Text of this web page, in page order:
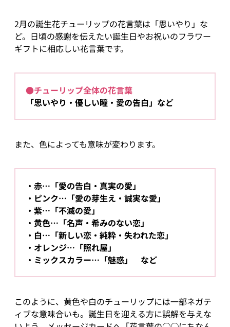
2月の誕生花チューリップの花言葉は「思いやり」な
ど。日頃の感謝を伝えたい誕生日やお祝いのフラワー
ギフトに相応しい花言葉です。
●チューリップ全体の花言葉
「思いやり・優しい瞳・愛の告白」など
また、色によっても意味が変わります。
赤…「愛の告白・真実の愛」
ピンク…「愛の芽生え・誠実な愛」
紫…「不滅の愛」
黄色…「名声・希みのない恋」
白…「新しい恋・純粋・失われた恋」
オレンジ…「照れ屋」
ミックスカラー…「魅惑」 など
このように、黄色や白のチューリップには一部ネガテ
ィブな意味合いも。誕生日を迎える方に誤解を与えな